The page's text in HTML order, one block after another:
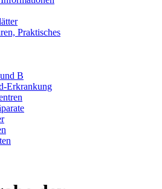
Praktisches
B
Erkrankung